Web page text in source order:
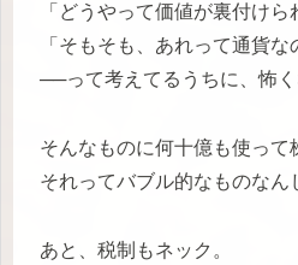
「どうやって価値が裏付けら
「そもそも、あれって通貨な
──って考えてるうちに、怖く
そんなものに何十億も使って
それってバブル的なものなん
あと、税制もネック。